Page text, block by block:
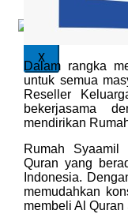
X
Dalam rangka
untuk semua
Reseller
bekerjasama
mendirikan
Rumah Syaamil
Quran yang
Indonesia.
memudahkan
membeli Al Quran